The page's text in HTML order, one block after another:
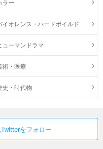
ラー
イオレンス・ハードボイルド
ューマンドラマ
術・医療
史・時代物
をフォロー